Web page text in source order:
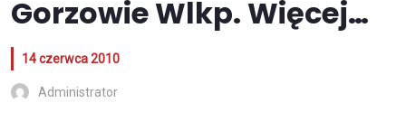
Gorzowie Wlkp. Więcej…
14 czerwca 2010
Administrator